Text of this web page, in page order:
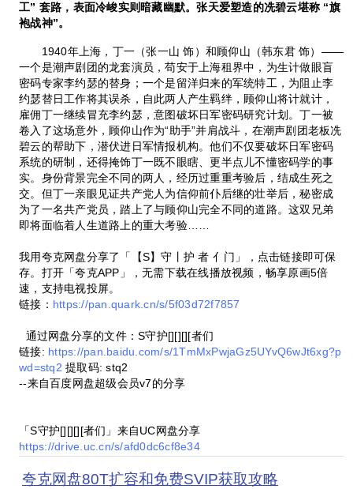
工” 套路，表面冷峻实则暗藏幽默。张天爱塑造的冼碧云堪称 “旗
袍战神”。
1940年上海，丁一（张一山 饰）和顾仰山（韩东君 饰）——
一个是潮声剧团的龙套演员，苟安于上海租界中，为生计做眼盲
密码专家李约瑟的替身；一个是留洋归来的军统特工，为阻止李
约瑟替日工作将其误杀，自此两人产生羁绊，顾仰山将计就计，
雇佣丁一继续冒充李约瑟，意图破坏日军密码研究计划。丁一被
卷入了这场意外，顾仰山作为“助手”并肩战斗，在潮声剧团老板冼
碧云的帮助下，潜伏进日军情报机构。他们不仅要破坏日军密码
系统的研制，还得掩饰丁一既不眼瞎、更半点儿不懂密码学的事
实。身份背景完全不同的两人，经历过重重考验后，结成生死之
交。但丁一亲眼见证共产党人为信仰前仆后继的壮举后，秘密成
为了一名共产党员，踏上了与顾仰山完全不同的道路。这双兄弟
即将面临着人生道路上的重大考验……
我用夸克网盘分享了「【S】守丨护 者 亻门」，点击链接即可保
存。打开「夸克APP」，无需下载在线播放视频，畅享原画5倍
速，支持电视投屏。
链接： https://pan.quark.cn/s/5f03d72f7857
通过网盘分享的文件：S守护[][][][者们
链接: https://pan.baidu.com/s/1TmMxPwjaGz5UYvQ6wJt6xg?p
wd=stq2 提取码: stq2
--来自百度网盘超级会员v7的分享
「S守护[][][][者们」来自UC网盘分享
https://drive.uc.cn/s/afd0dc6cf8e34
夸克网盘80T扩容和免费SVIP获取攻略